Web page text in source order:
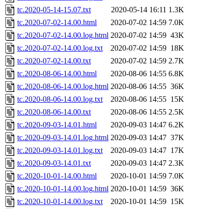
tc.2020-05-14-15.07.txt
2020-05-14 16:11 1.3K
tc.2020-07-02-14.00.html
2020-07-02 14:59 7.0K
tc.2020-07-02-14.00.log.html 2020-07-02 14:59 43K
tc.2020-07-02-14.00.log.txt
2020-07-02 14:59 18K
tc.2020-07-02-14.00.txt
2020-07-02 14:59 2.7K
tc.2020-08-06-14.00.html
2020-08-06 14:55 6.8K
tc.2020-08-06-14.00.log.html 2020-08-06 14:55 36K
tc.2020-08-06-14.00.log.txt
2020-08-06 14:55 15K
tc.2020-08-06-14.00.txt
2020-08-06 14:55 2.5K
tc.2020-09-03-14.01.html
2020-09-03 14:47 6.2K
tc.2020-09-03-14.01.log.html 2020-09-03 14:47 37K
tc.2020-09-03-14.01.log.txt
2020-09-03 14:47 17K
tc.2020-09-03-14.01.txt
2020-09-03 14:47 2.3K
tc.2020-10-01-14.00.html
2020-10-01 14:59 7.0K
tc.2020-10-01-14.00.log.html 2020-10-01 14:59 36K
tc.2020-10-01-14.00.log.txt
2020-10-01 14:59 15K